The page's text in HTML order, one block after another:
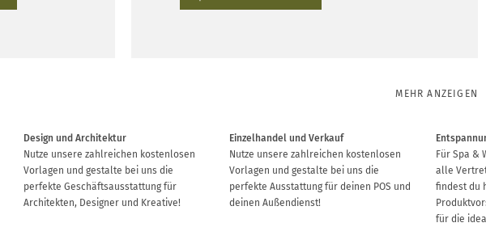
MEHR ANZEIGEN
Design und Architektur
Nutze unsere zahlreichen kostenlosen
Vorlagen und gestalte bei uns die
perfekte Geschäftsausstattung für
Architekten, Designer und Kreative!
Einzelhandel und Verkauf
Nutze unsere zahlreichen kostenlosen
Vorlagen und gestalte bei uns die
perfekte Ausstattung für deinen POS und
deinen Außendienst!
Für Spa &
alle
findest du
für die